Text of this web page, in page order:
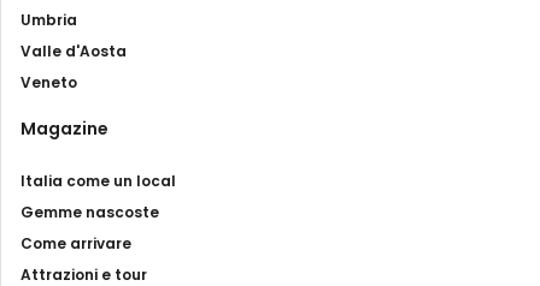
Umbria
Valle d'Aosta
Veneto
Magazine
Italia come un local
Gemme nascoste
Come arrivare
Attrazioni e tour